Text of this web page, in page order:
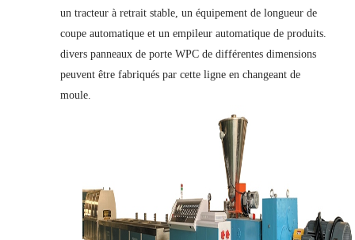
un tracteur à retrait stable, un équipement de longueur de
coupe automatique et un empileur automatique de produits.
divers panneaux de porte WPC de différentes dimensions
peuvent être fabriqués par cette ligne en changeant de
moule.